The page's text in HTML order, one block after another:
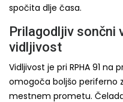
spočita dlje časa.
Prilagodljiv sončni
vidljivost
Vidljivost je pri RPHA 91
omogoča boljšo periferno
mestnem prometu.